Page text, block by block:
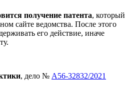
получение патента, который
сайте ведомства. После этого
его действие, иначе
, дело № А56-32832/2021